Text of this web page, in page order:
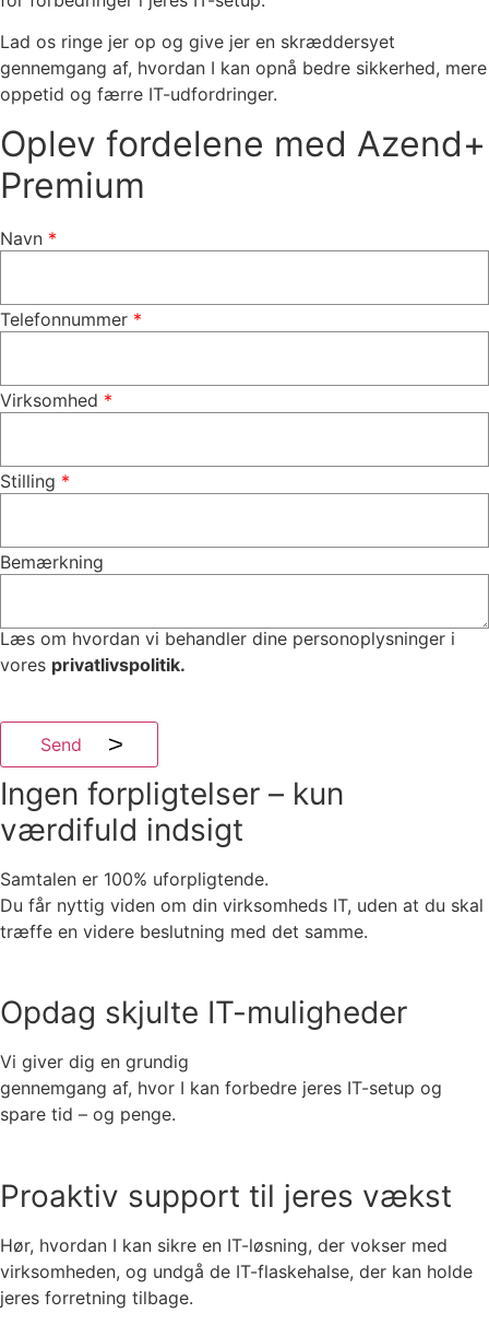
Lad os ringe jer op og give jer en skræddersyet
gennemgang af, hvordan I kan opnå bedre sikkerhed, mere
oppetid og færre IT-udfordringer.
Oplev fordelene med Azend+
Premium
Navn
Telefonnummer
Virksomhed
Stilling
Bemærkning
Læs om hvordan vi behandler dine personoplysninger i
vores privatlivspolitik.
Ingen forpligtelser – kun
værdifuld indsigt
Samtalen er 100% uforpligtende.
Du får nyttig viden om din virksomheds IT, uden at du skal
træffe en videre beslutning med det samme.
Opdag skjulte IT-muligheder
Vi giver dig en grundig
gennemgang af, hvor I kan forbedre jeres IT-setup og
spare tid – og penge.
Proaktiv support til jeres vækst
Hør, hvordan I kan sikre en IT-løsning, der vokser med
virksomheden, og undgå de IT-flaskehalse, der kan holde
jeres forretning tilbage.